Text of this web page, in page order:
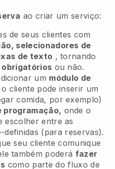
ao criar um serviço:
de seus clientes com
selecionadores de
de texto , tornando
obrigatórios ou não.
um módulo de
cliente pode inserir um
comida, por exemplo)
programação, onde o
escolher entre as
definidas (para reservas).
seu cliente comunique
também poderá fazer
como parte do fluxo de